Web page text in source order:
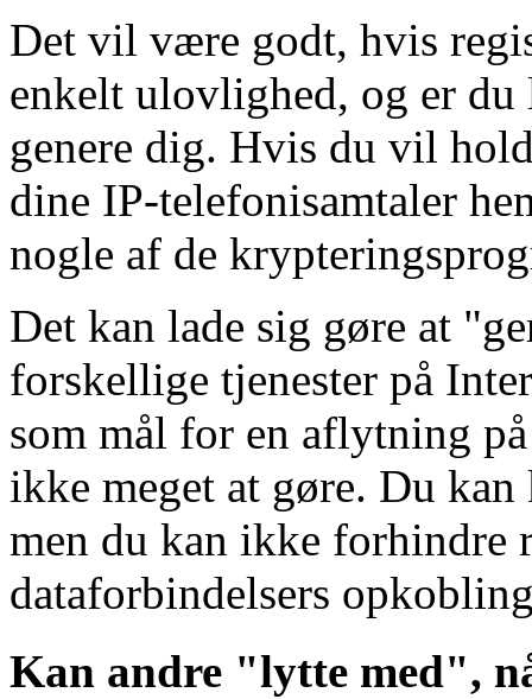
Det vil være godt, hvis
enkelt ulovlighed, og er
genere dig. Hvis du vil
dine IP-telefonisamtaler
nogle af de
Det kan lade sig gøre at
forskellige tjenester på
som mål for en aflytning
ikke meget at gøre. Du
men du kan ikke forhindre
dataforbindelsers
Kan andre "lytte med",